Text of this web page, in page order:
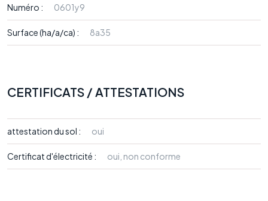
Numéro : 0601y9
Surface (ha/a/ca) : 8a35
CERTIFICATS / ATTESTATIONS
attestation du sol : oui
Certificat d'électricité : oui, non conforme